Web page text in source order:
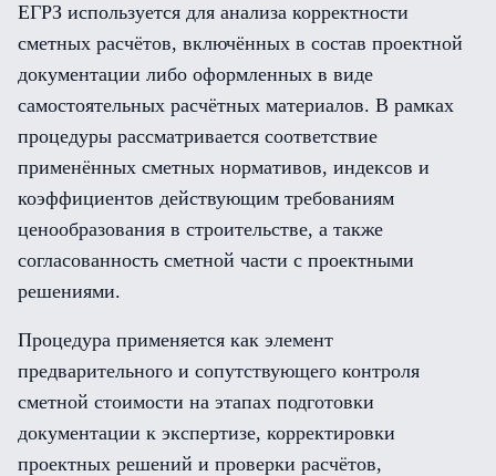
ЕГРЗ используется для анализа корректности
сметных расчётов, включённых в состав проектной
документации либо оформленных в виде
самостоятельных расчётных материалов. В рамках
процедуры рассматривается соответствие
применённых сметных нормативов, индексов и
коэффициентов действующим требованиям
ценообразования в строительстве, а также
согласованность сметной части с проектными
решениями.
Процедура применяется как элемент
предварительного и сопутствующего контроля
сметной стоимости на этапах подготовки
документации к экспертизе, корректировки
проектных решений и проверки расчётов,